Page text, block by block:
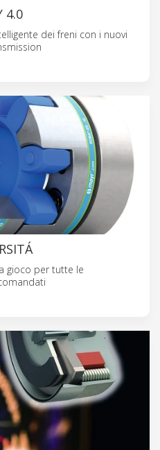
4.0
dei freni con i nuovi
gioco per tutte le